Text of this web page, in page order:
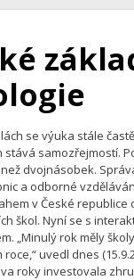
se výuka stále
stává samozřejmostí.
dvojnásobek.
a odborné
v České
škol. Nyní se s
„Minulý rok měly
roce,“ uvedl dnes
roky investovala